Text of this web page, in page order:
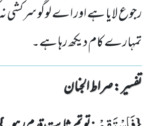
رجوع لایا ہے اور اے لوگو سرکشی
تمہارے کام دیکھ رہا ہے۔
تفسیر : ‎صراط الجنان